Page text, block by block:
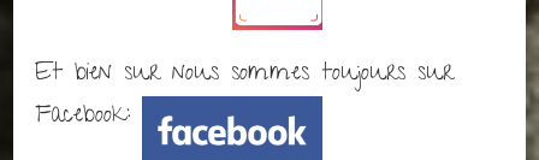
Et bien sur nous sommes toujours sur
Facebook: